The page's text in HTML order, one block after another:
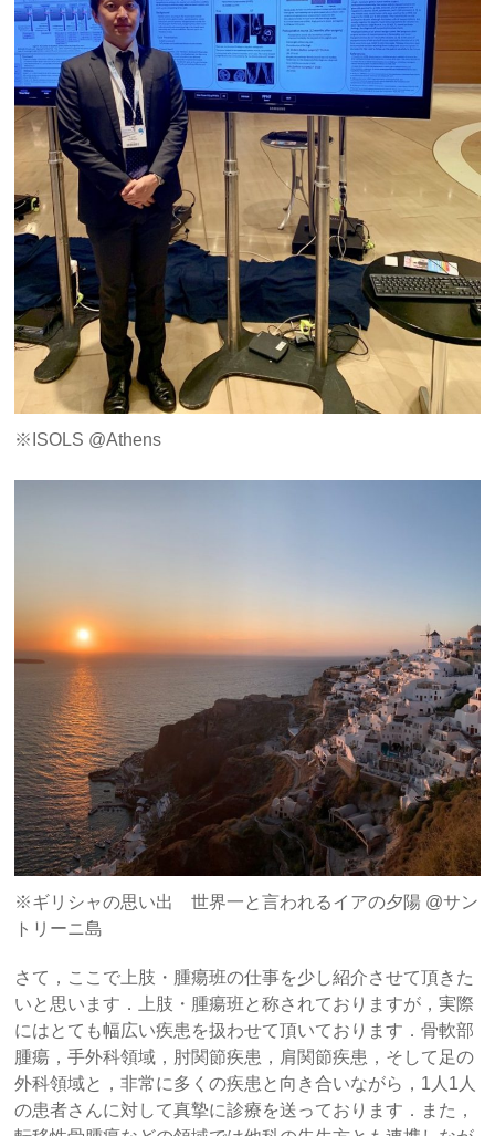
※ISOLS @Athens
※ギリシャの思い出 世界一と言われるイアの夕陽 @サン
トリーニ島
さて，ここで上肢・腫瘍班の仕事を少し紹介させて頂きた
いと思います．上肢・腫瘍班と称されておりますが，実際
にはとても幅広い疾患を扱わせて頂いております．骨軟部
腫瘍，手外科領域，肘関節疾患，肩関節疾患，そして足の
外科領域と，非常に多くの疾患と向き合いながら，1人1人
の患者さんに対して真摯に診療を送っております．また，